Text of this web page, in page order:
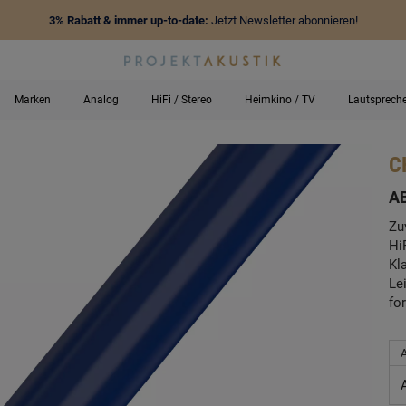
3% Rabatt & immer up-to-date: Jetzt Newsletter abonnieren!
Marken Analog HiFi / Stereo Heimkino / TV